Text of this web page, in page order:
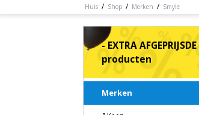
Huis / Shop / Merken / Smyle
- EXTRA AFGEPRIJSDE
producten
Merken